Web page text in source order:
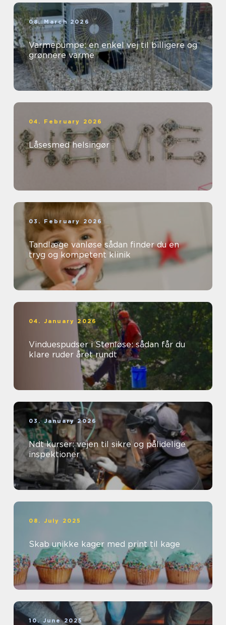
08. March 2026
Varmepumpe: en enkel vej til billigere og
grønnere varme
04. February 2026
Låsesmed helsingør
03. February 2026
Tandlæge vanløse sådan finder du en
tryg og kompetent klinik
04. January 2026
Vinduespudser i Stenløse: sådan får du
klare ruder året rundt
03. January 2026
Ndt kurser: vejen til sikre og pålidelige
inspektioner
08. July 2025
Skab unikke kager med print til kage
10. June 2025